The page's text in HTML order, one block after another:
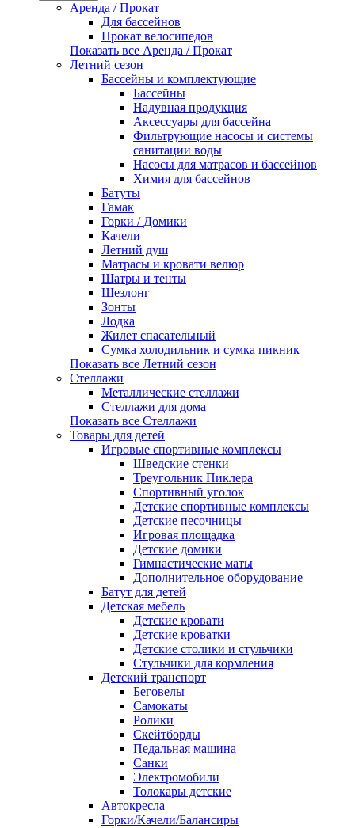
Аренда / Прокат
Для бассейнов
Прокат велосипедов
Показать все Аренда / Прокат
Летний сезон
Бассейны и комплектующие
Бассейны
Надувная продукция
Аксессуары для бассейна
Фильтрующие насосы и системы
санитации воды
Насосы для матрасов и бассейнов
Химия для бассейнов
Батуты
Гамак
Горки / Домики
Качели
Летний душ
Матрасы и кровати велюр
Шатры и тенты
Шезлонг
Зонты
Лодка
Жилет спасательный
Сумка холодильник и сумка пикник
Показать все Летний сезон
Стеллажи
Металлические стеллажи
Стеллажи для дома
Показать все Стеллажи
Товары для детей
Игровые спортивные комплексы
Шведские стенки
Треугольник Пиклера
Спортивный уголок
Детские спортивные комплексы
Детские песочницы
Игровая площадка
Детские домики
Гимнастические маты
Дополнительное оборудование
Батут для детей
Детская мебель
Детские кровати
Детские кроватки
Детские столики и стульчики
Стульчики для кормления
Детский транспорт
Беговелы
Самокаты
Ролики
Скейтборды
Педальная машина
Санки
Электромобили
Толокары детские
Автокресла
Горки/Качели/Балансиры